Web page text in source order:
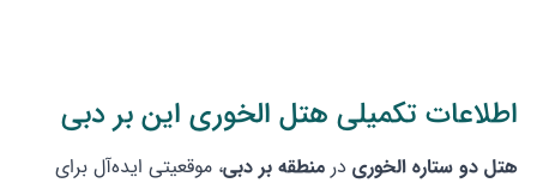
اطلاعات تکمیلی هتل الخوری این بر دبی
هتل دو ستاره الخوری در منطقه بر دبی، موقعیتی ایده‌آل برای